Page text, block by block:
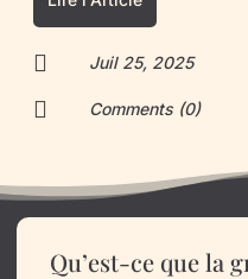
 Juil 25, 2025
 Comments (0)
Qu’est-ce que la